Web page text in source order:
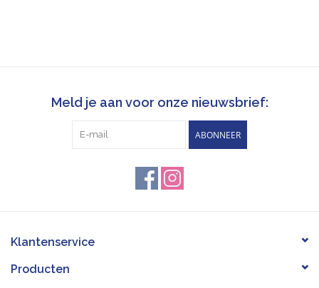
Meld je aan voor onze nieuwsbrief:
ABONNEER
Klantenservice
Producten